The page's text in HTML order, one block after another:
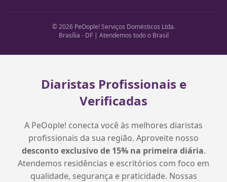
© 2026 PeOople! Serviços Domésticos Ltda.
Brasília - DF | Atendemos todo o Brasil
Diaristas Profissionais e
Verificadas
A PeOople! conecta você às melhores diaristas
profissionais da sua região. Aproveite nosso
desconto exclusivo de 15% na primeira diária.
Atendemos residências e escritórios com foco em
qualidade, segurança e praticidade. Nossas